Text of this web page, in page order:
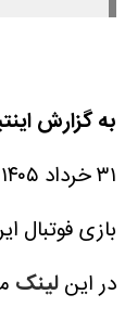
به گزارش
۳۱ خرداد ۱۴۰۵ ساعت ۲۲:۳۰ برگزار می شود.
در اینلینک